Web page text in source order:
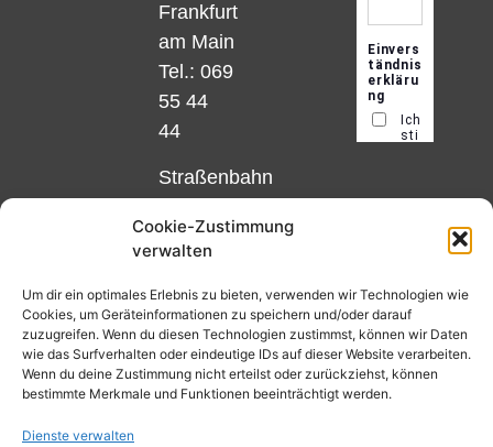
Cookie-Zustimmung
verwalten
Um dir ein optimales Erlebnis zu bieten, verwenden wir Technologien wie
Cookies, um Geräteinformationen zu speichern und/oder darauf
zuzugreifen. Wenn du diesen Technologien zustimmst, können wir Daten
wie das Surfverhalten oder eindeutige IDs auf dieser Website verarbeiten.
Wenn du deine Zustimmung nicht erteilst oder zurückziehst, können
bestimmte Merkmale und Funktionen beeinträchtigt werden.
Dienste verwalten
Frankfurt
am Main
Tel.: 069
55 44
44
Straßenbahn
und 12,
Matthias-
Beltz-
Platz
oder